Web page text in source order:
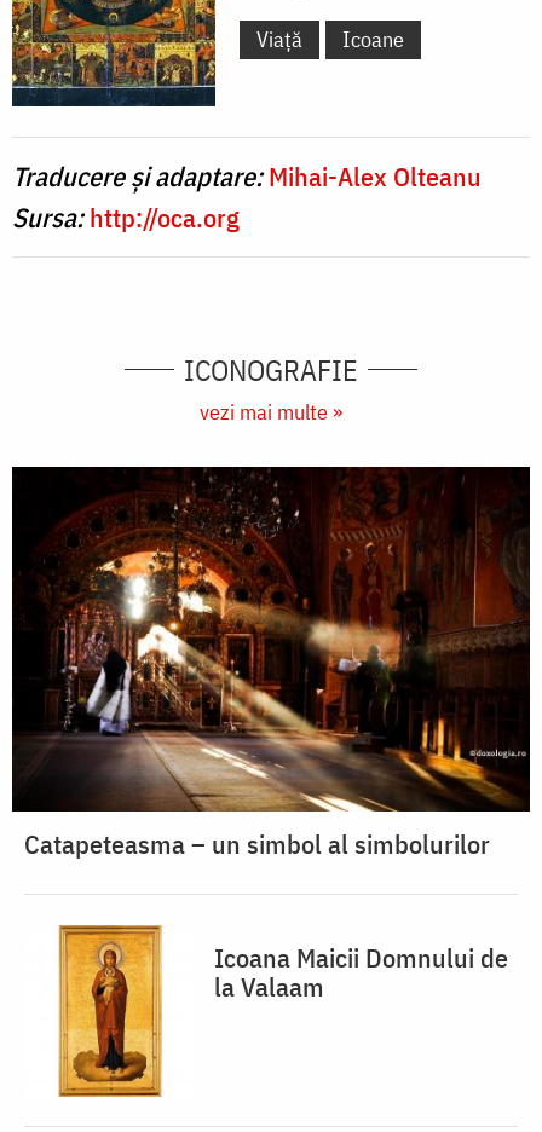
Viață Icoane
Traducere și adaptare:Mihai-Alex Olteanu
Sursa:http://oca.org
ICONOGRAFIE
vezi mai multe »
Catapeteasma – un simbol al simbolurilor
Icoana Maicii Domnului de
la Valaam